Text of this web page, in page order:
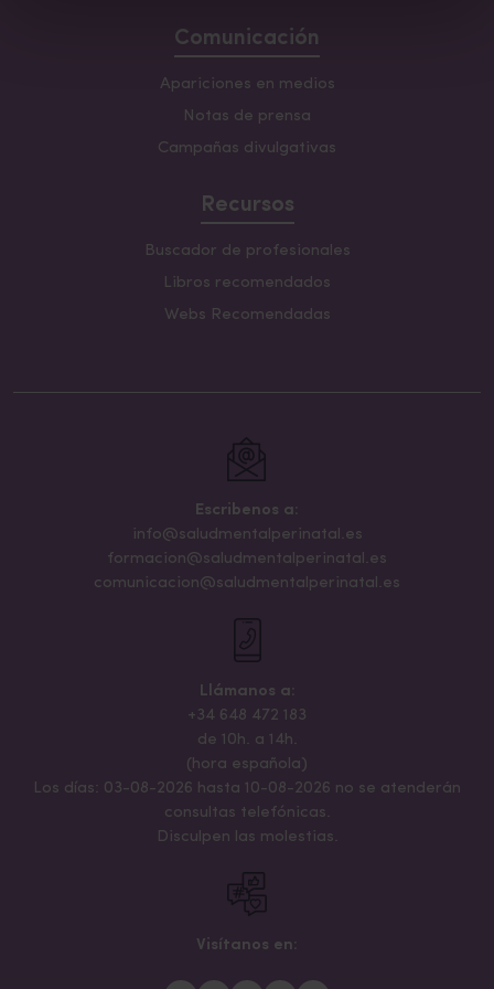
Comunicación
Apariciones en medios
Notas de prensa
Campañas divulgativas
Recursos
Buscador de profesionales
Libros recomendados
Webs Recomendadas
Escribenos a:
info@saludmentalperinatal.es
formacion@saludmentalperinatal.es
comunicacion@saludmentalperinatal.es
Llámanos a:
+34 648 472 183
de 10h. a 14h.
(hora española)
Los días: 03-08-2026 hasta 10-08-2026 no se atenderán
consultas telefónicas.
Disculpen las molestias.
Visítanos en: